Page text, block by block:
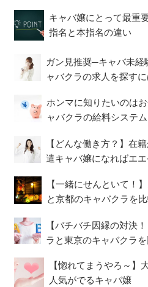
キャバ嬢にとって最重
指名と本指名の違い
ガン見推奨─キャバ未経
ャバクラの求人を探す
ホンマに知りたいのは
ャバクラの給料システム
【どんな働き方？】在
遣キャバ嬢になればエ
【一緒にせんといて！
と京都のキャバクラを
【バチバチ因縁の対決
ラと東京のキャバクラ
【惚れてまうやろ～】
人気がでるキャバ嬢